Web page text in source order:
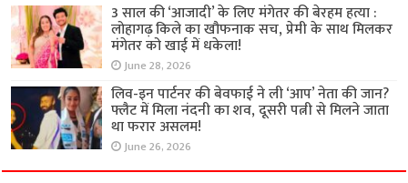
3 साल की ‘आजादी’ के लिए मंगेतर की बेरहम हत्या :
लोहागढ़ किले का खौफनाक सच, प्रेमी के साथ मिलकर
मंगेतर को खाई में धकेला!
June 28, 2026
लिव-इन पार्टनर की बेवफाई ने ली ‘आप’ नेता की जान?
फ्लैट में मिला नंदनी का शव, दूसरी पत्नी से मिलने जाता
था फरार असलम!
June 26, 2026